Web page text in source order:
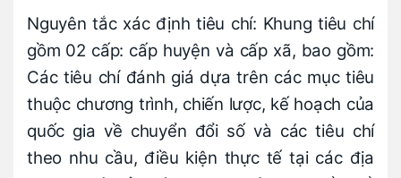
Nguyên tắc xác định tiêu chí: Khung tiêu chí
gồm 02 cấp: cấp huyện và cấp xã, bao gồm:
Các tiêu chí đánh giá dựa trên các mục tiêu
thuộc chương trình, chiến lược, kế hoạch của
quốc gia về chuyển đổi số và các tiêu chí
theo nhu cầu, điều kiện thực tế tại các địa